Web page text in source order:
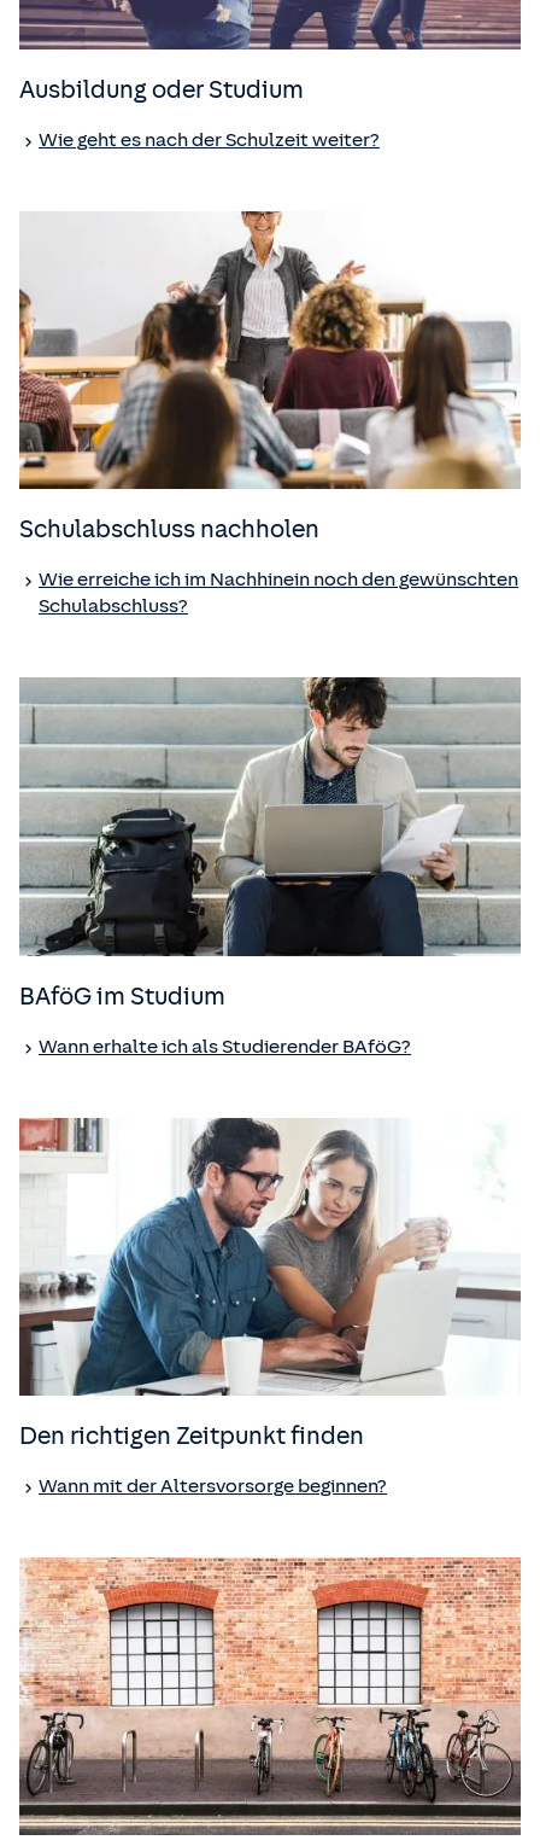
Ausbildung oder Studium
Wie geht es nach der Schulzeit weiter?
Schulabschluss nachholen
Wie erreiche ich im Nachhinein noch den gewünschten
Schulabschluss?
BAföG im Studium
Wann erhalte ich als Studierender BAföG?
Den richtigen Zeitpunkt finden
Wann mit der Altersvorsorge beginnen?